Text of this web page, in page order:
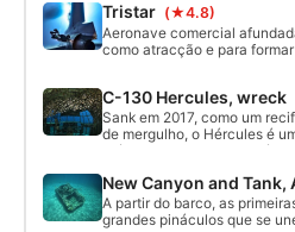
com deco a ser feito, ou
seguindo o recife para
terminando no tanque.
Tristar (★4.8)
Aeronave comercial
como atracção e para
C-130 Hercules, wreck
Sank em 2017, como um
de mergulho, o Hércules é
até uma profundidade
dilacerou o avião e agora
adequado. Há um esqueleto
não é real!
New Canyon and Tank,
A partir do barco, as
grandes pináculos que se